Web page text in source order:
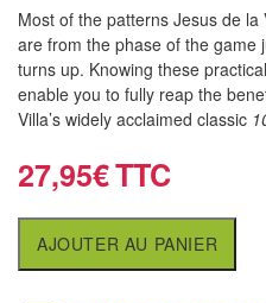
en
anglais
Livres
français
Tables
Accessoires
Most of the patterns Jesus de
are from the phase of the game
turns up. Knowing these
enable you to fully reap the
Villa’s widely acclaimed classic
27,95€
AJOUTER AU PANIER